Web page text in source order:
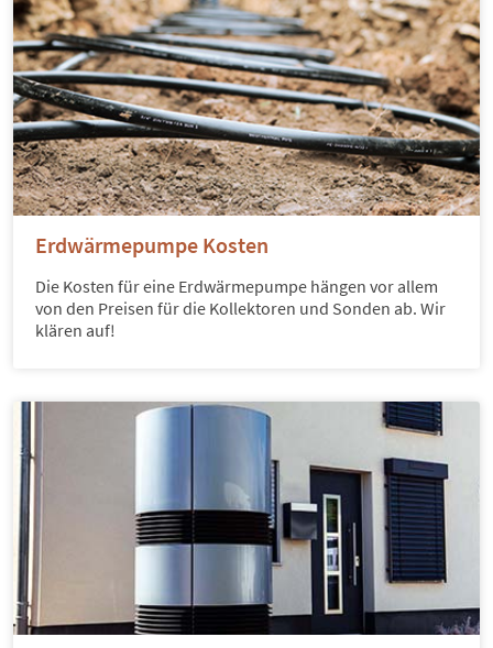
Erdwärmepumpe Kosten
Die Kosten für eine Erdwärmepumpe hängen vor allem
von den Preisen für die Kollektoren und Sonden ab. Wir
klären auf!